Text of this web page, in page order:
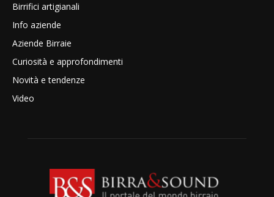
Birrifici artigianali
Info aziende
Aziende Birraie
Curiosità e approfondimenti
Novità e tendenze
Video